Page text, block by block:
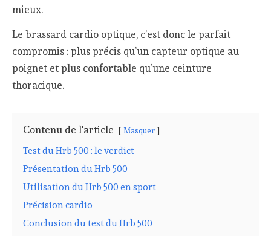
mieux.
Le brassard cardio optique, c’est donc le parfait
compromis : plus précis qu’un capteur optique au
poignet et plus confortable qu’une ceinture
thoracique.
Contenu de l'article Masquer
Test du Hrb 500 : le verdict
Présentation du Hrb 500
Utilisation du Hrb 500 en sport
Précision cardio
Conclusion du test du Hrb 500